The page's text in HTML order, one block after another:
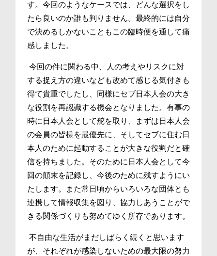
す。今回のようなケースでは、どんな選択をし
たら良いのか誰も判りません。最終的には自分
で決めるしかないこともこの臨時便を通して痛
感しました。
今回の件に関わる中、人の考えやリスクに対
する捉え方の違いなども改めて感じる気付きも
得て貴重でしたし、同様にセブ日本人会の大き
な役割を再認識する機会となりました。有事の
時に日本人会として舵を取り、まずは日本人会
の会員の皆様を最優先に、そしてセブに住む日
本人のために起動することが大きな役割だと確
信を持ちました。そのために日本人会として今
回の顛末を記録し、今後のために残すようにい
たします。また常日頃からいろいろな団体とも
連携して情報収集を図り、協力しあうことがで
きる関係づくりも努めてゆく所存であります。
不自由な生活がまだしばらく続くと思います
が、それぞれが感染しないための最大限の努力